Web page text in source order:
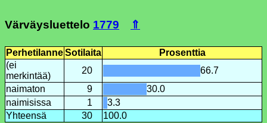
Värväysluettelo 1779 ⇑
PerhetilanneSotilaita
Prosenttia
(ei
merkintää)
20
66.7
naimaton
9
30.0
naimisissa
1
3.3
Yhteensä
30 100.0